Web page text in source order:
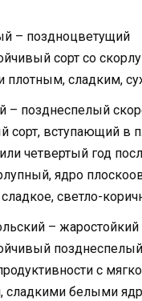
– поздноцветущий
сорт со
плотным, сладким,
– позднеспелый
сорт, вступающий в
четвертый год
ядро
светло-
– жаростойкий
с
сладкими белыми